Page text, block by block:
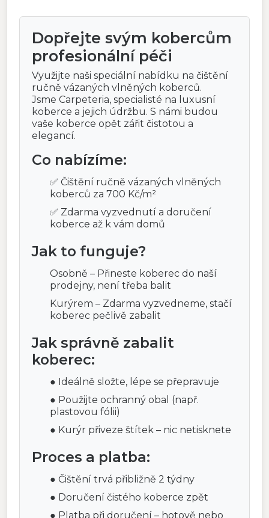
Dopřejte svým kobercům
profesionální péči
Využijte naši speciální nabídku na čištění
ručně vázaných vlněných koberců.
Jsme Carpeteria, specialisté na luxusní
koberce a jejich údržbu. S námi budou
vaše koberce opět zářit čistotou a
elegancí.
Co nabízíme:
✅ Čištění ručně vázaných vlněných
koberců za 700 Kč/m²
✅ Zdarma vyzvednutí a doručení
koberce až k vám domů
Jak to funguje?
Osobně – Přineste koberec do naší
prodejny, není třeba balit
Kurýrem – Zdarma vyzvedneme, stačí
koberec pečlivě zabalit
Jak správně zabalit
koberec:
● Ideálně složte, lépe se přepravuje
● Použijte ochranný obal (např.
plastovou fólii)
● Kurýr přiveze štítek – nic netisknete
Proces a platba:
● Čištění trvá přibližně 2 týdny
● Doručení čistého koberce zpět
● Platba při doručení – hotově nebo